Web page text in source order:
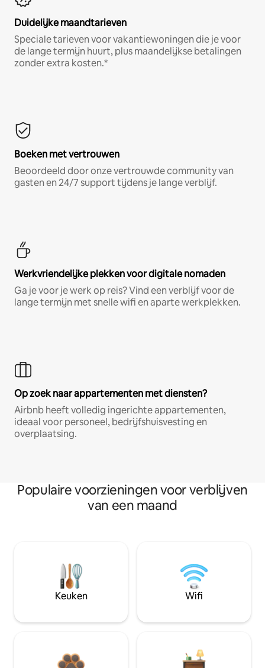
Duidelijke maandtarieven
Speciale tarieven voor vakantiewoningen die je voor
de lange termijn huurt, plus maandelijkse betalingen
zonder extra kosten.*
Boeken met vertrouwen
Beoordeeld door onze vertrouwde community van
gasten en 24/7 support tijdens je lange verblijf.
Werkvriendelijke plekken voor digitale nomaden
Ga je voor je werk op reis? Vind een verblijf voor de
lange termijn met snelle wifi en aparte werkplekken.
Op zoek naar appartementen met diensten?
Airbnb heeft volledig ingerichte appartementen,
ideaal voor personeel, bedrijfshuisvesting en
overplaatsing.
Populaire voorzieningen voor verblijven
van een maand
Keuken Wifi